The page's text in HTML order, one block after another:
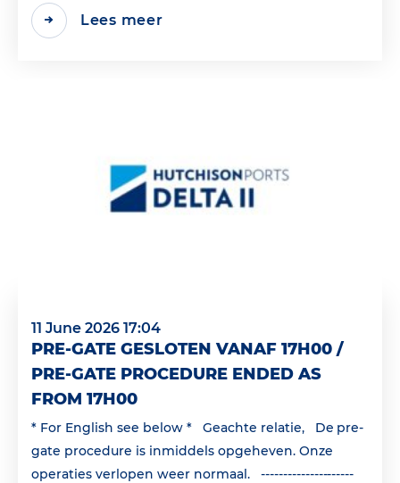
Lees meer
11 June 2026 17:04
PRE-GATE GESLOTEN VANAF 17H00 /
PRE-GATE PROCEDURE ENDED AS
FROM 17H00
* For English see below * Geachte relatie, De pre-
gate procedure is inmiddels opgeheven. Onze
operaties verlopen weer normaal. ---------------------